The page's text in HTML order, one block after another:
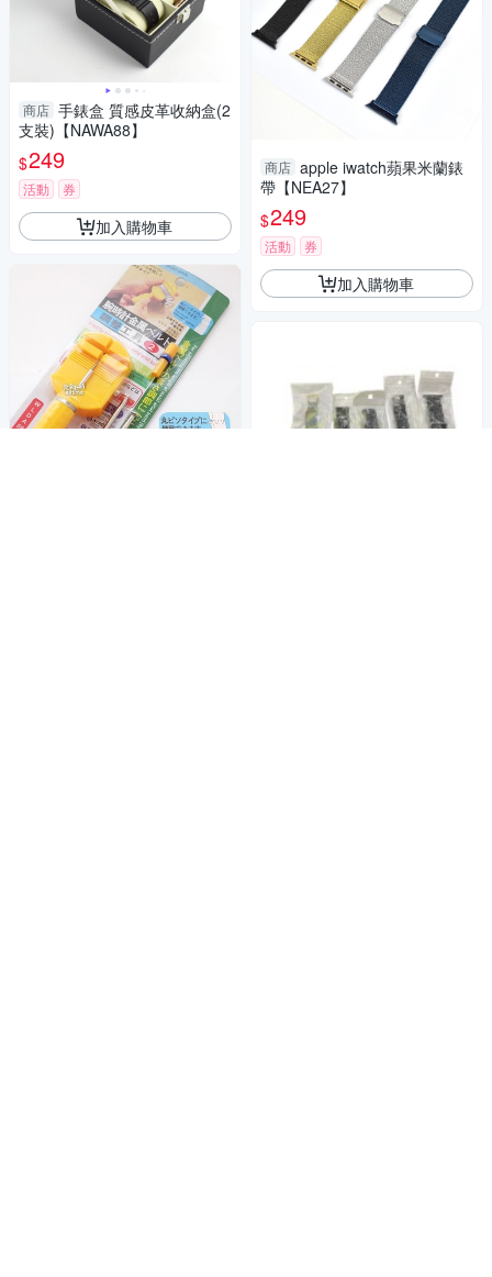
商店 手錶盒 質感皮革收納盒(2
支裝)【NAWA88】
$249
活動 券
加入購物車
商店 apple iwatch蘋果米蘭錶
帶【NEA27】
$249
活動 券
加入購物車